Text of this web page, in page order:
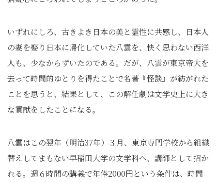
いずれにしろ、古きよき日本の美と霊性に共感し、日本人
の妻を娶り日本に帰化していた八雲を、快く思わない西洋
人も、少なからずいたのである。だが、八雲が東京帝大を
去って時間的ゆとりを得たことで名著『怪談』が紡がれた
ことを思うと、結果として、この解任劇は文学史上に大き
な貢献をしたことになる。
八雲はこの翌年（明治37年）３月、東京専門学校から組織
替えしてまもない早稲田大学の文学科へ、講師として招か
れる。週６時間の講義で年俸2000円という条件は、時間